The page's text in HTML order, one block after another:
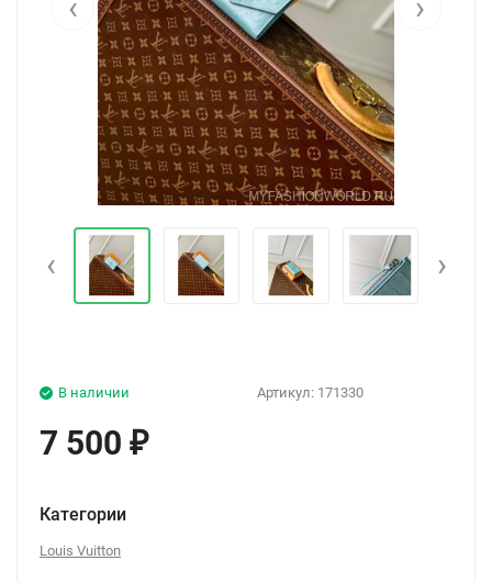
‹ ›
Артикул: 171330
В наличии
7 500 ₽
Категории
Louis Vuitton